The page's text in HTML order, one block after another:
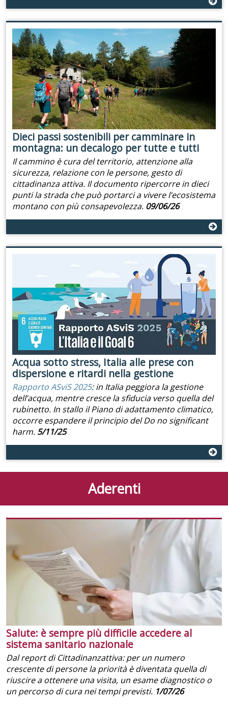
Dieci passi sostenibili per camminare in
montagna: un decalogo per tutte e tutti
Il cammino è cura del territorio, attenzione alla
sicurezza, relazione con le persone, gesto di
cittadinanza attiva. Il documento ripercorre in dieci
punti la strada che può portarci a vivere l’ecosistema
montano con più consapevolezza. 09/06/26
Acqua sotto stress, Italia alle prese con
dispersione e ritardi nella gestione
Rapporto ASviS 2025: in Italia peggiora la gestione
dell’acqua, mentre cresce la sfiducia verso quella del
rubinetto. In stallo il Piano di adattamento climatico,
occorre espandere il principio del Do no significant
harm. 5/11/25
Aderenti
Salute: è sempre più difficile accedere al
sistema sanitario nazionale
Dal report di Cittadinanzattiva: per un numero
crescente di persone la priorità è diventata quella di
riuscire a ottenere una visita, un esame diagnostico o
un percorso di cura nei tempi previsti. 1/07/26